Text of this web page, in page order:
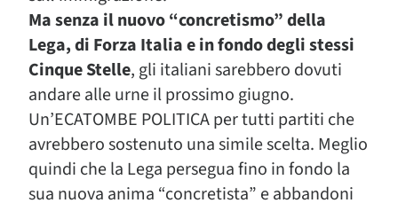
Ma senza il nuovo “concretismo” della
Lega, di Forza Italia e in fondo degli stessi
Cinque Stelle, gli italiani sarebbero dovuti
andare alle urne il prossimo giugno.
Un’ECATOMBE POLITICA per tutti partiti che
avrebbero sostenuto una simile scelta. Meglio
quindi che la Lega persegua fino in fondo la
sua nuova anima “concretista” e abbandoni